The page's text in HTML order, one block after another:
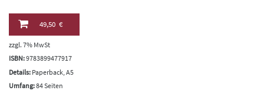
49,50 €
zzgl. 7% MwSt
ISBN:9783899477917
Details: Paperback, A5
Umfang:84 Seiten